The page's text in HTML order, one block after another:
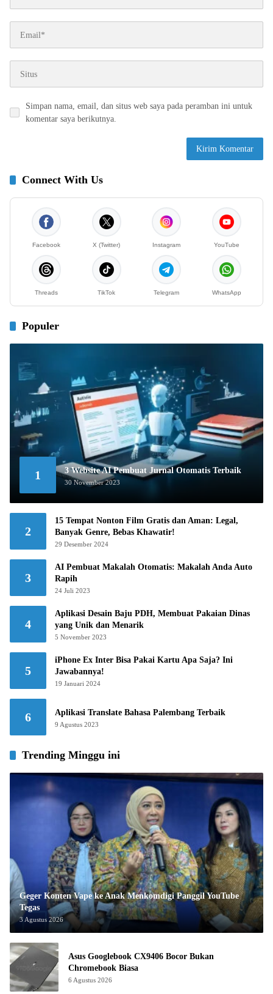
Simpan nama, email, dan situs web saya pada peramban ini untuk
komentar saya berikutnya.
Connect With Us
Facebook X (Twitter) Instagram YouTube
Threads TikTok Telegram WhatsApp
Populer
1 3 Website AI Pembuat Jurnal Otomatis Terbaik
30 November 2023
2
15 Tempat Nonton Film Gratis dan Aman: Legal,
Banyak Genre, Bebas Khawatir!
29 Desember 2024
3
AI Pembuat Makalah Otomatis: Makalah Anda Auto
Rapih
24 Juli 2023
4
Aplikasi Desain Baju PDH, Membuat Pakaian Dinas
yang Unik dan Menarik
5 November 2023
5
iPhone Ex Inter Bisa Pakai Kartu Apa Saja? Ini
Jawabannya!
19 Januari 2024
6 Aplikasi Translate Bahasa Palembang Terbaik
9 Agustus 2023
Trending Minggu ini
Geger Konten Vape ke Anak Menkomdigi Panggil YouTube
Tegas
3 Agustus 2026
Asus Googlebook CX9406 Bocor Bukan
Chromebook Biasa
6 Agustus 2026